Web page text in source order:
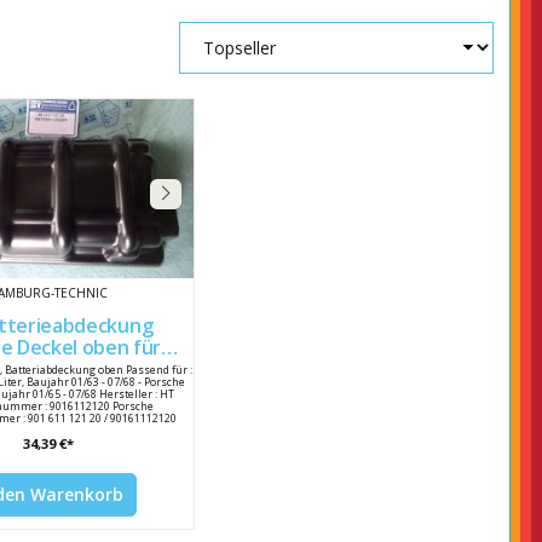
TECHNIC
oben für
Porsche 911 / 912 90161112120
Batteriabdeckung oben Passend für :
Baujahr 01/63 - 07/68 - Porsche
01/65 - 07/68 Hersteller : HT
: 9016112120 Porsche
: 901 611 121 20 / 90161112120
34,39 €*
Warenkorb